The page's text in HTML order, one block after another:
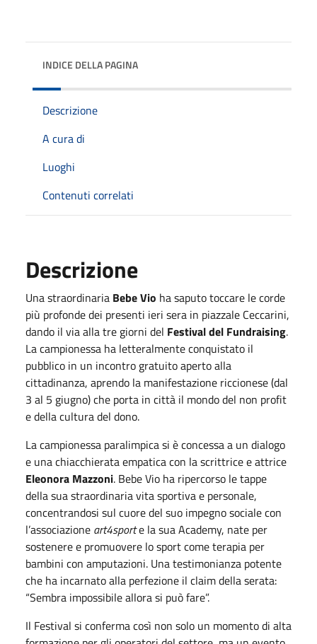
INDICE DELLA PAGINA
Descrizione
A cura di
Luoghi
Contenuti correlati
Descrizione
Una straordinaria Bebe Vio ha saputo toccare le corde
più profonde dei presenti ieri sera in piazzale Ceccarini,
dando il via alla tre giorni del Festival del Fundraising.
La campionessa ha letteralmente conquistato il
pubblico in un incontro gratuito aperto alla
cittadinanza, aprendo la manifestazione riccionese (dal
3 al 5 giugno) che porta in città il mondo del non profit
e della cultura del dono.
La campionessa paralimpica si è concessa a un dialogo
e una chiacchierata empatica con la scrittrice e attrice
Eleonora Mazzoni. Bebe Vio ha ripercorso le tappe
della sua straordinaria vita sportiva e personale,
concentrandosi sul cuore del suo impegno sociale con
l’associazione art4sporte la sua Academy, nate per
sostenere e promuovere lo sport come terapia per
bambini con amputazioni. Una testimonianza potente
che ha incarnato alla perfezione il claim della serata:
“Sembra impossibile allora si può fare”.
Il Festival si conferma così non solo un momento di alta